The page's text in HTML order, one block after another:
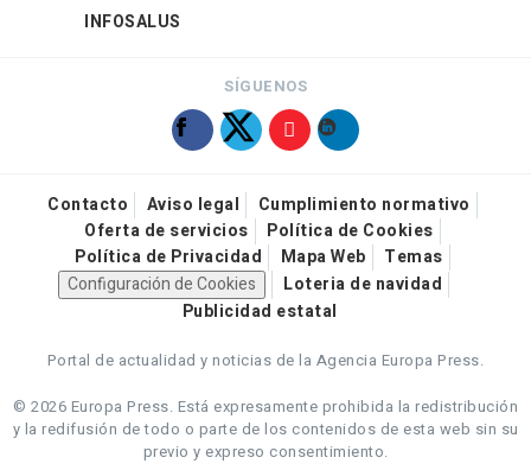
INFOSALUS
SÍGUENOS
Contacto Aviso legal
Cumplimiento normativo
Oferta de servicios
Política de Cookies
Política de Privacidad
Mapa Web
Temas
Configuración de Cookies
Loteria de navidad
Publicidad estatal
Portal de actualidad y noticias de la Agencia Europa Press.
© 2026 Europa Press. Está expresamente prohibida la redistribución
y la redifusión de todo o parte de los contenidos de esta web sin su
previo y expreso consentimiento.